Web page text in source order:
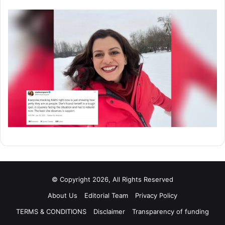
© Copyright 2026, All Rights Reserved
About Us
Editorial Team
Privacy Policy
TERMS & CONDITIONS
Disclaimer
Transparency of funding